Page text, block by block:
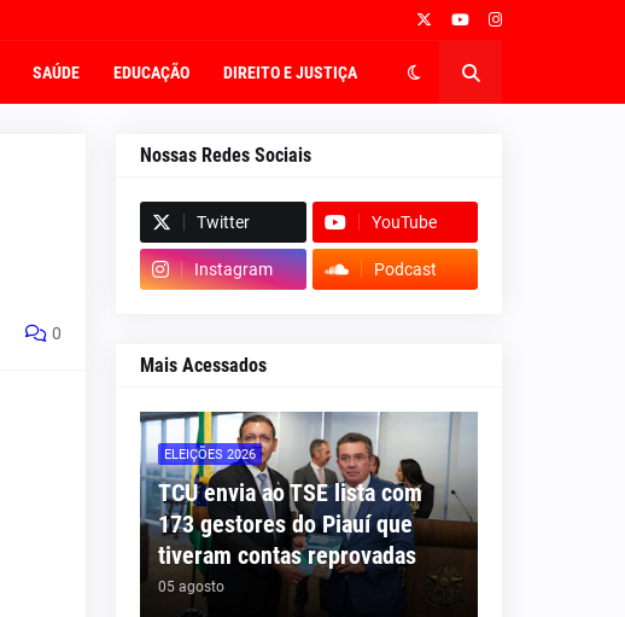
SAÚDE EDUCAÇÃO DIREITO E JUSTIÇA
0
Nossas Redes Sociais
Twitter YouTube
Instagram Podcast
Mais Acessados
ELEIÇÕES 2026
TCU envia ao TSE lista com
173 gestores do Piauí que
tiveram contas reprovadas
05 agosto